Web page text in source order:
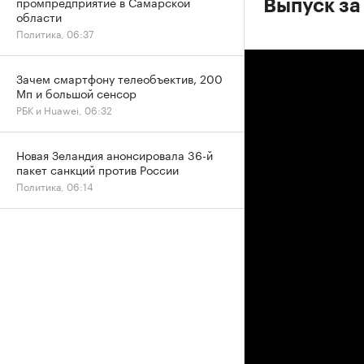
Выпуск
области
Политика, 06:37
Зачем смартфону телеобъектив, 200
Мп и большой сенсор
РБК и Huawei, 06:32
Новая Зеландия анонсировала 36-й
пакет санкций против России
Политика, 06:14